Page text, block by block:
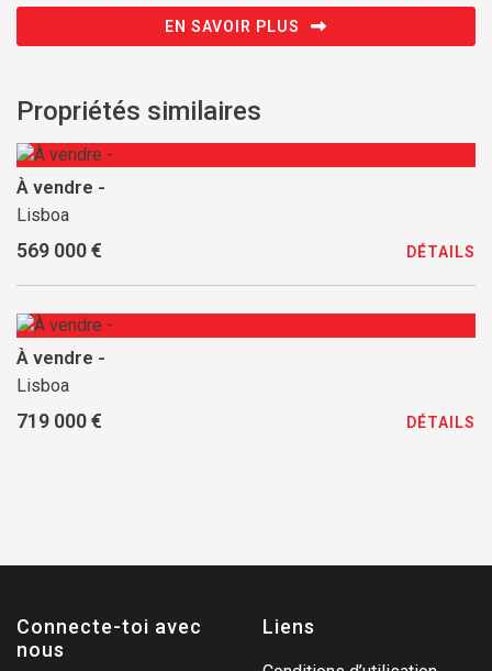
EN SAVOIR PLUS
Propriétés similaires
À vendre -
Lisboa
569 000 € DÉTAILS
À vendre -
Lisboa
719 000 € DÉTAILS
Connecte-toi avec
nous
Liens